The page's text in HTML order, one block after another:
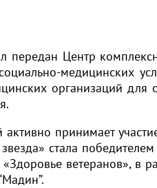
передан Центр
медицинских
организаций для
принимает
стала
ветеранов», в